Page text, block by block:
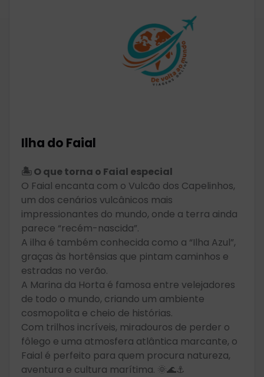
Ilha do Faial
🏝️ O que torna o Faial especial
O Faial encanta com o Vulcão dos Capelinhos,
um dos cenários vulcânicos mais
impressionantes do mundo, onde a terra ainda
parece “recém-nascida”.
A ilha é também conhecida como a “Ilha Azul”,
graças às hortênsias que pintam caminhos e
estradas no verão.
A Marina da Horta é famosa entre velejadores
de todo o mundo, criando um ambiente
cosmopolita e cheio de histórias.
Com trilhos incríveis, miradouros de perder o
fôlego e uma atmosfera atlântica marcante, o
Faial é perfeito para quem procura natureza,
aventura e cultura marítima. 🌞🌊⚓